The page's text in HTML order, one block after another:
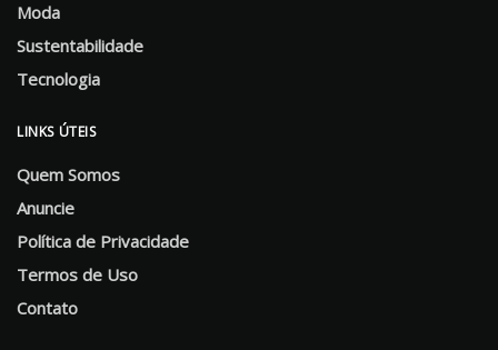
Moda
Sustentabilidade
Tecnologia
LINKS ÚTEIS
Quem Somos
Anuncie
Política de Privacidade
Termos de Uso
Contato